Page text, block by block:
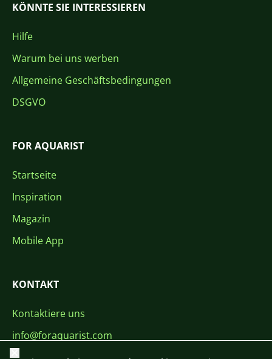
KÖNNTE SIE INTERESSIEREN
Hilfe
Warum bei uns werben
Allgemeine Geschäftsbedingungen
DSGVO
FOR AQUARIST
Startseite
Inspiration
Magazin
Mobile App
KONTAKT
Kontaktiere uns
info@foraquarist.com
Schließen